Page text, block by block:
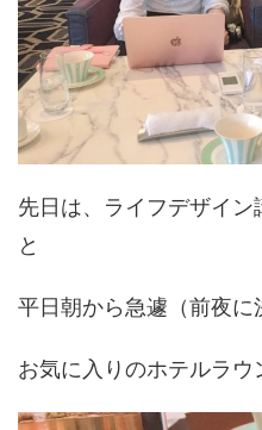
先日は、ライフデザイ
と
平日朝から急遽（前夜に
お気に入りのホテルラウ